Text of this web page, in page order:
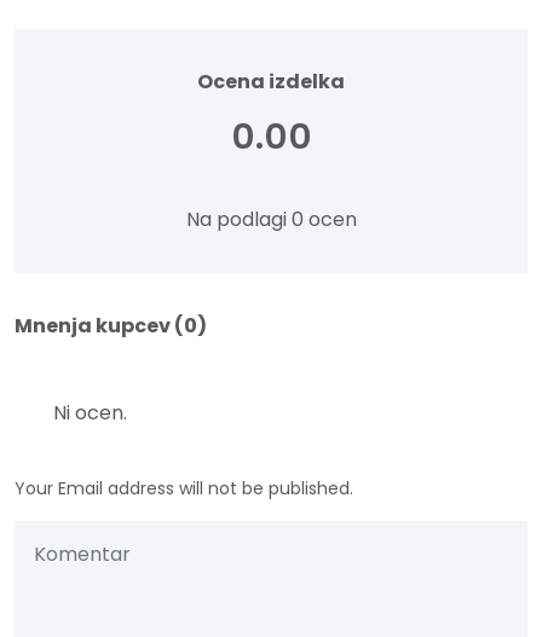
Mnenja kupcev (0)
Ni ocen.
Your Email address will not be published.
Ocena izdelka
0.00
Na podlagi 0 ocen